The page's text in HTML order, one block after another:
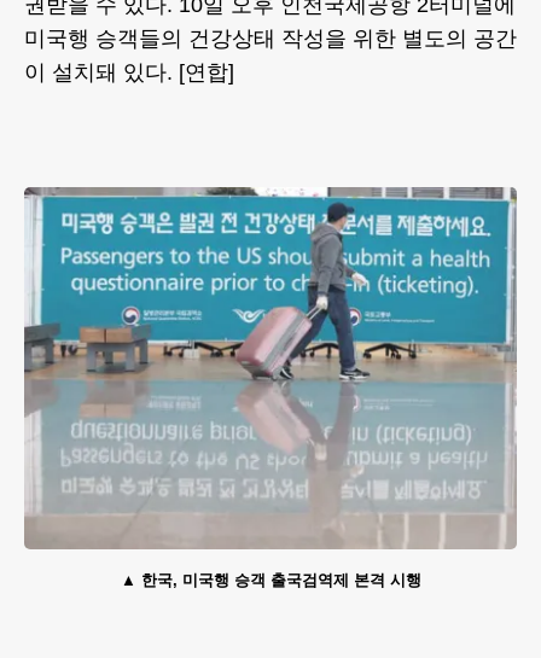
권받을 수 있다. 10일 오후 인천국제공항 2터미널에
미국행 승객들의 건강상태 작성을 위한 별도의 공간
이 설치돼 있다. [연합]
한국, 미국행 승객 출국검역제 본격 시행